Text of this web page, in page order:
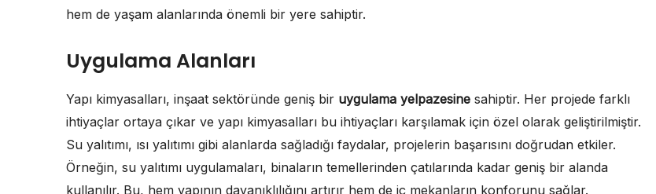
hem de yaşam alanlarında önemli bir yere sahiptir.
Uygulama Alanları
Yapı kimyasalları, inşaat sektöründe geniş bir uygulama yelpazesine sahiptir. Her projede farklı
ihtiyaçlar ortaya çıkar ve yapı kimyasalları bu ihtiyaçları karşılamak için özel olarak geliştirilmiştir.
Su yalıtımı, ısı yalıtımı gibi alanlarda sağladığı faydalar, projelerin başarısını doğrudan etkiler.
Örneğin, su yalıtımı uygulamaları, binaların temellerinden çatılarında kadar geniş bir alanda
kullanılır. Bu, hem yapının dayanıklılığını artırır hem de iç mekanların konforunu sağlar.